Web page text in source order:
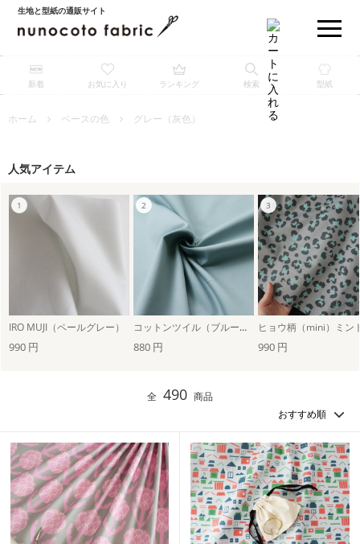
生地と型紙の通販サイト
新着 お気に入り ランキング 検索 型紙
ホーム ベースの色 グレー（灰色）
人気アイテム
IRO MUJI（ペールグレー） コットンツイル（ブルーグレー・無地）
990 円 880 円 990 円
全 490 商品